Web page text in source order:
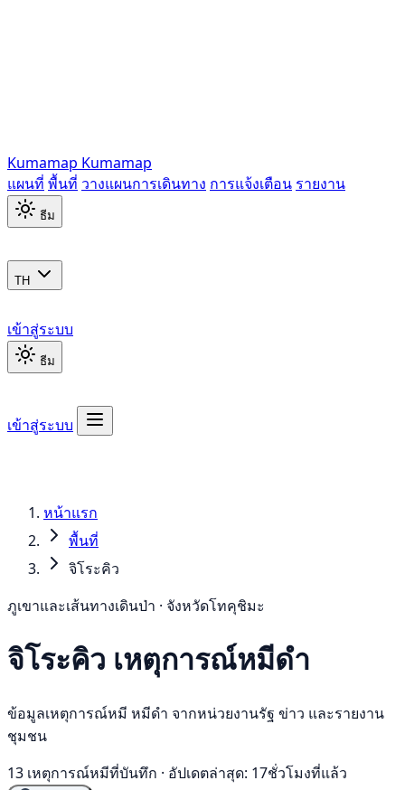
Kumamap Kumamap
แผนที่ พื้นที่ วางแผนการเดินทาง การแจ้งเตือน รายงาน
ธีม
TH
เข้าสู่ระบบ
ธีม
เข้าสู่ระบบ
หน้าแรก
พื้นที่
จิโระคิว
ภูเขาและเส้นทางเดินป่า · จังหวัดโทคุชิมะ
จิโระคิว เหตุการณ์หมีดำ
ข้อมูลเหตุการณ์หมี หมีดำ จากหน่วยงานรัฐ ข่าว และรายงาน
ชุมชน
13 เหตุการณ์หมีที่บันทึก · อัปเดตล่าสุด: 17ชั่วโมงที่แล้ว